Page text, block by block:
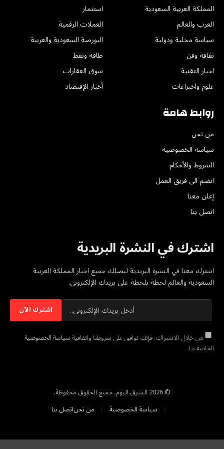
المملكة العربية السعودية
العرب والعالم
سياسة محلية ودولية
ثقافة وفن
اخبار التقنية
علوم واختراعات
استثمار
العملات الرقمية
البورصة السعودية والعربية
طاقة ونفط
سوق العقارات
أخبار الإقتصاد
روابط هامة
من نحن
سياسة الخصوصية
الشروط والأحكام
انضم الى فريق العمل
إعلن معنا
اتصل بنا
اشترك في النشرة البريدية
اشترك معنا في النشرة البريدية ليصلك جميع اخبار المملكة العربية
السعودية والعالم لحظة بلحظة على بريدك الإلكتروني.
من خلال الاشتراك، فإنك توافق على شروطنا واتفاقيةسياسة الخصوصية
الخاصة بنا.
© 2026 الشرق اليوم. جميع الحقوق محفوظة.
سياسة الخصوصية
من نحناتصل بنا